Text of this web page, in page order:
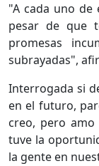
"A cada uno
pesar de que
promesas
subrayadas",
Interrogada si
en el futuro,
creo, pero
tuve la
la gente en